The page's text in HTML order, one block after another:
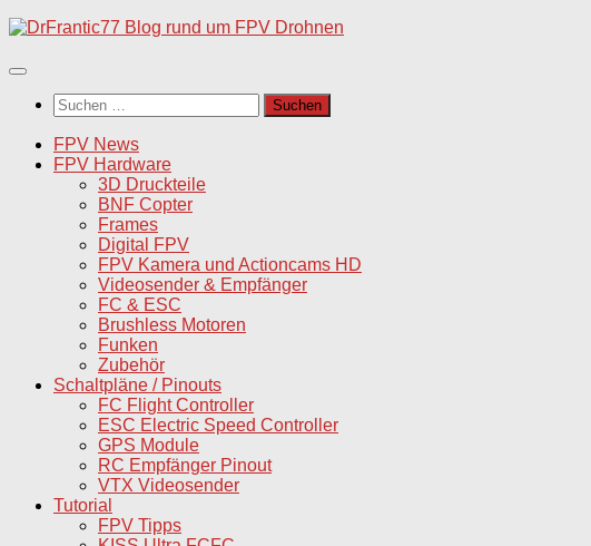
Unter
Inhalt
Suchen
nach:
FPV News
FPV Hardware
3D Druckteile
BNF Copter
Frames
Digital FPV
FPV Kamera und Actioncams HD
Videosender & Empfänger
FC & ESC
Brushless Motoren
Funken
Zubehör
Schaltpläne / Pinouts
FC Flight Controller
ESC Electric Speed Controller
GPS Module
RC Empfänger Pinout
VTX Videosender
Tutorial
FPV Tipps